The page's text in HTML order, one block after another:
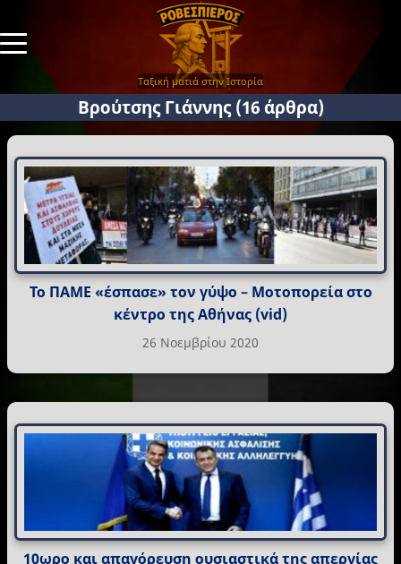
Ταξική ματιά στην Ιστορία
Βρούτσης Γιάννης(16 άρθρα)
Το ΠΑΜΕ «έσπασε» τον γύψο – Μοτοπορεία στο
κέντρο της Αθήνας (vid)
26 Νοεμβρίου 2020
10ωρο και απαγόρευση ουσιαστικά της απεργίας